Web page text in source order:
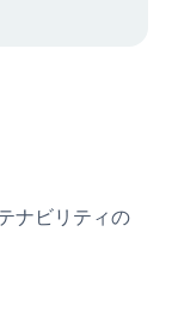
ナビリティの